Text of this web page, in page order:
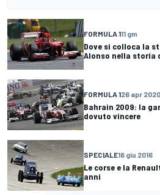
FORMULA 111 gm
Dove si colloca la
Alonso nella storia
FORMULA 126 apr 2020
Bahrain 2009: la
dovuto vincere
SPECIALE16 giu 2016
Le corse e la
anni